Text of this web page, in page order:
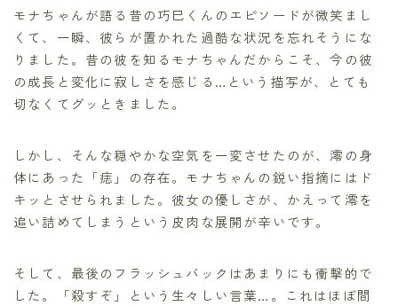
モナちゃんが語る昔の巧巳くんのエピソードが微笑まし
くて、一瞬、彼らが置かれた過酷な状況を忘れそうにな
りました。昔の彼を知るモナちゃんだからこそ、今の彼
の成長と変化に寂しさを感じる…という描写が、とても
切なくてグッときました。
しかし、そんな穏やかな空気を一変させたのが、澪の身
体にあった「痣」の存在。モナちゃんの鋭い指摘にはド
キッとさせられました。彼女の優しさが、かえって澪を
追い詰めてしまうという皮肉な展開が辛いです。
そして、最後のフラッシュバックはあまりにも衝撃的で
した。「殺すぞ」という生々しい言葉…。これはほぼ間